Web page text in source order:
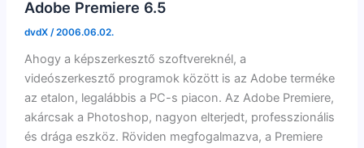
Adobe Premiere 6.5
dvdX /2006.06.02.
Ahogy a képszerkesztő szoftvereknél, a
videószerkesztő programok között is az Adobe terméke
az etalon, legalábbis a PC-s piacon. Az Adobe Premiere,
akárcsak a Photoshop, nagyon elterjedt, professzionális
és drága eszköz. Röviden megfogalmazva, a Premiere